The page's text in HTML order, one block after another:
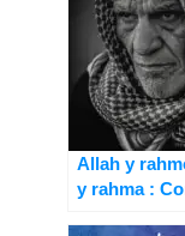
Allah y
y rahma :